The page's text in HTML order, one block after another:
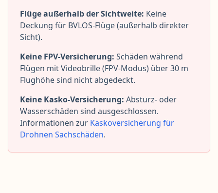
Flüge außerhalb der Sichtweite: Keine
Deckung für BVLOS-Flüge (außerhalb direkter
Sicht).
Keine FPV-Versicherung: Schäden während
Flügen mit Videobrille (FPV-Modus) über 30 m
Flughöhe sind nicht abgedeckt.
Keine Kasko-Versicherung: Absturz- oder
Wasserschäden sind ausgeschlossen.
Informationen zur Kaskoversicherung für
Drohnen Sachschäden.